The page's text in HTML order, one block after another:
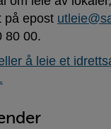
på epost
80 00.
å leie et